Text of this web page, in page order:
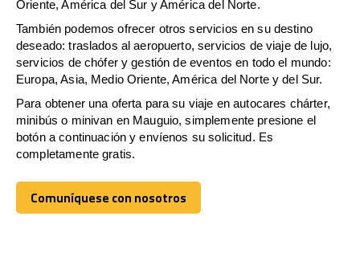
Oriente, América del Sur y América del Norte.
También podemos ofrecer otros servicios en su destino
deseado: traslados al aeropuerto, servicios de viaje de lujo,
servicios de chófer y gestión de eventos en todo el mundo:
Europa, Asia, Medio Oriente, América del Norte y del Sur.
Para obtener una oferta para su viaje en autocares chárter,
minibús o minivan en Mauguio, simplemente presione el
botón a continuación y envíenos su solicitud. Es
completamente gratis.
Comuníquese con nosotros
Comuníquese con nosotros